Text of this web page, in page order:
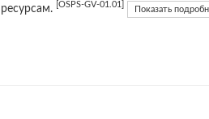
ресурсам.
[OSPS-GV-01.01] Показать